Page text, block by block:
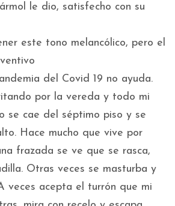
le dio, satisfecho con su
este tono melancólico, pero el
del Covid 19 no ayuda.
por la vereda y todo mi
se cae del séptimo piso y se
Hace mucho que vive por
frazada se ve que se rasca,
Otras veces se masturba y
veces acepta el turrón que mi